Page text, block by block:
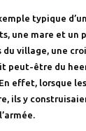
typique
une mare et un
village, une
peut-être du
effet, lorsque
ils y